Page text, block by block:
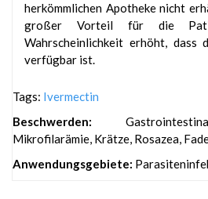
herkömmlichen Apotheke nicht
großer Vorteil für die
Wahrscheinlichkeit erhöht, dass
verfügbar ist.
Tags: Ivermectin
Beschwerden:
Mikrofilarämie, Krätze, Rosazea,
Anwendungsgebiete: